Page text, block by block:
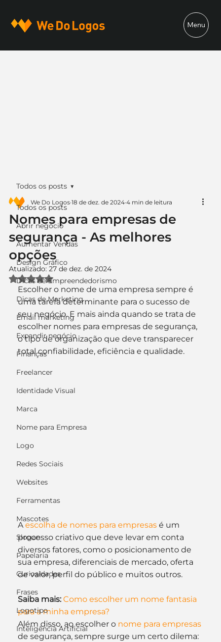
Menu
Todos os posts
Abrir negócio
Aumentar Vendas
Design Gráfico
Dicas de Empreendedorismo
Dicas de Marketing
Email marketing
Expandir negócio
Finanças
Freelancer
Identidade Visual
Marca
Nome para Empresa
Logo
Redes Sociais
Websites
Ferramentas
Mascotes
Slogan
Papelaria
Curiosidades
Frases
Logotipo
Inteligência Artificial
Todos os posts
Nomes para empresas de
segurança - As melhores
opções
We Do Logos 18 de dez. de 2024 4 min de leitura
Atualizado: 27 de dez. de 2024
Avaliado com NaN de 5 estrelas.
Escolher o nome de uma empresa sempre é
uma tarefa determinante para o sucesso de
seu negócio. E mais ainda quando se trata de
escolher nomes para empresas de segurança,
o tipo de organização que deve transparecer
total confiabilidade, eficiência e qualidade.
A escolha de nomes para empresas é um
processo criativo que deve levar em conta
diversos fatores, como o posicionamento de
sua empresa, diferenciais de mercado, oferta
de valor, perfil do público e muitos outros.
Saiba mais: Como escolher um nome fantasia
para a minha empresa?
Além disso, ao escolher o nome para empresas
de segurança, sempre surge um certo dilema: